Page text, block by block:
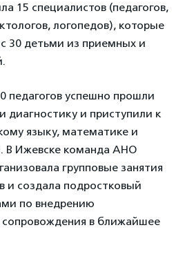
15 специалистов (педагогов,
логопедов), которые
30 детьми из приемных и
педагогов успешно прошли
диагностику и приступили к
языку, математике и
В Ижевске команда АНО
групповые занятия
и создала подростковый
по внедрению
сопровождения в ближайшее